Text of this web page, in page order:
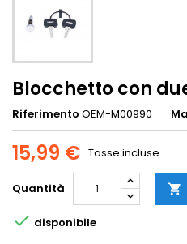
Blocchetto con
Riferimento OEM-M00990
15,99 € Tasse incluse
Quantità 
 disponibile